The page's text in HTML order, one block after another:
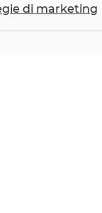
di marketing